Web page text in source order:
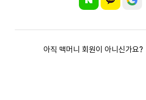
아직 맥머니 회원이 아니신가요?